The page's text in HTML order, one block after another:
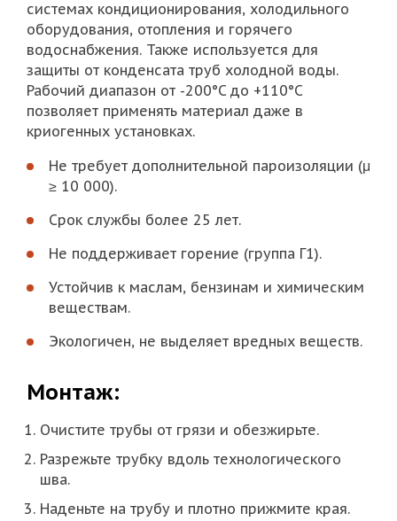
системах кондиционирования, холодильного
оборудования, отопления и горячего
водоснабжения. Также используется для
защиты от конденсата труб холодной воды.
Рабочий диапазон от -200°C до +110°C
позволяет применять материал даже в
криогенных установках.
Не требует дополнительной пароизоляции (μ
≥ 10 000).
Срок службы более 25 лет.
Не поддерживает горение (группа Г1).
Устойчив к маслам, бензинам и химическим
веществам.
Экологичен, не выделяет вредных веществ.
Монтаж:
Очистите трубы от грязи и обезжирьте.
Разрежьте трубку вдоль технологического
шва.
Наденьте на трубу и плотно прижмите края.